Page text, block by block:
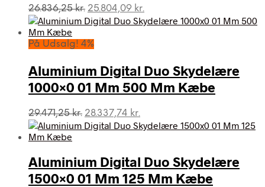
26.836,25kr. Den
oprindelige
var:
25.804,09 kr.
aktuelle
På Udsalg! 4%
Aluminium Digital Duo Skydelære
1000×0 01 Mm 500 Mm Kæbe
29.471,25kr. Den
oprindelige
29.471,25 kr..
28.337,74 kr.
aktuelle
28.337,74 kr..
Aluminium Digital Duo Skydelære
1500×0 01 Mm 125 Mm Kæbe